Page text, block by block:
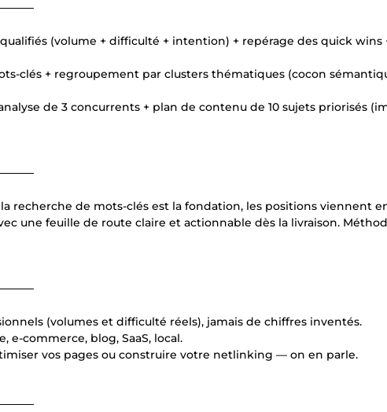
(volume + difficulté + intention) + repérage des quick wins
clés + regroupement par clusters thématiques (cocon
de 3 concurrents + plan de contenu de 10 sujets priorisés
recherche de mots-clés est la fondation, les positions viennent
une feuille de route claire et actionnable dès la livraison.
(volumes et difficulté réels), jamais de chiffres inventés.
e-commerce, blog, SaaS, local.
vos pages ou construire votre netlinking — on en parle.